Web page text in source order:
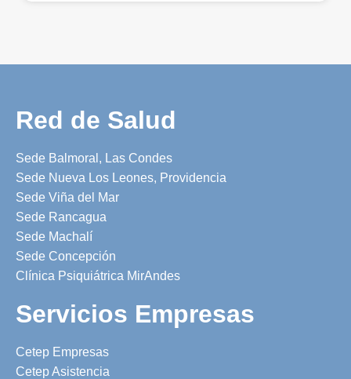
Red de Salud
Sede Balmoral, Las Condes
Sede Nueva Los Leones, Providencia
Sede Viña del Mar
Sede Rancagua
Sede Machalí
Sede Concepción
Clínica Psiquiátrica MirAndes
Servicios Empresas
Cetep Empresas
Cetep Asistencia